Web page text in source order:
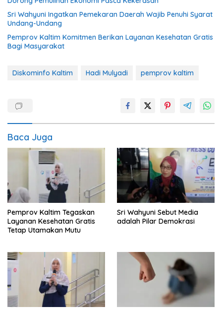
Sri Wahyuni Ingatkan Pemekaran Daerah Wajib Penuhi Syarat
Undang-Undang
Pemprov Kaltim Komitmen Berikan Layanan Kesehatan Gratis
Bagi Masyarakat
Diskominfo Kaltim Hadi Mulyadi pemprov kaltim
Baca Juga
Pemprov Kaltim Tegaskan
Layanan Kesehatan Gratis
Tetap Utamakan Mutu
Sri Wahyuni Sebut Media
adalah Pilar Demokrasi